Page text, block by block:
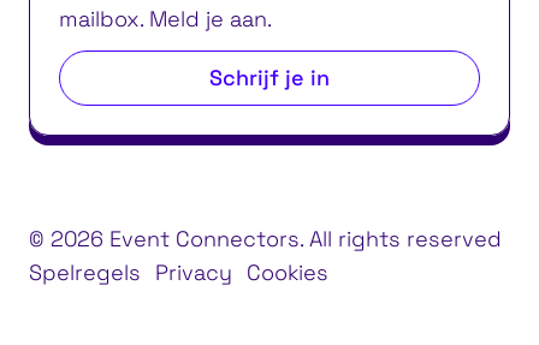
mailbox. Meld je aan.
Schrijf je in
© 2026 Event Connectors. All rights reserved
Spelregels
Privacy Cookies